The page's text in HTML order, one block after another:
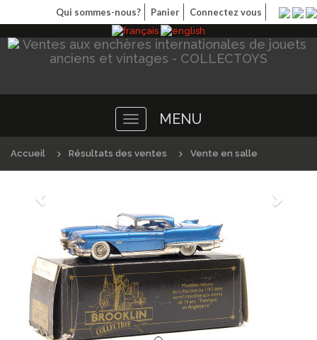
Qui sommes-nous? Panier Connectez vous
Toggle
navigation
MENU
Accueil Résultats des ventes Vente en salle
Précédént